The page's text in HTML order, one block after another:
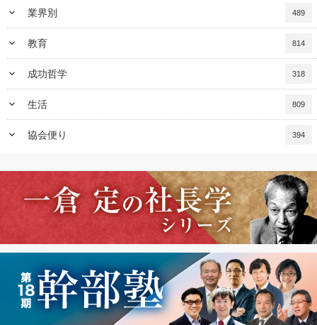
keyboard_arrow_down 業界別 489
keyboard_arrow_down 教育 814
keyboard_arrow_down 成功哲学 318
keyboard_arrow_down 生活 809
keyboard_arrow_down 協会便り 394